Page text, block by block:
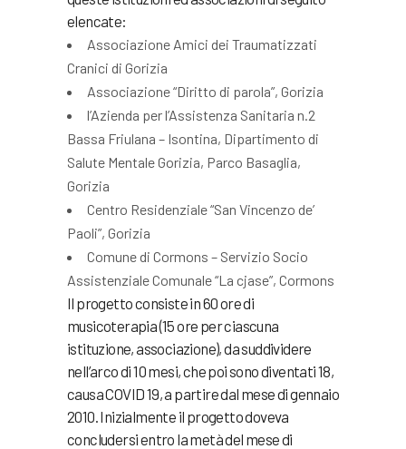
elencate:
Associazione Amici dei Traumatizzati
Cranici di Gorizia
Associazione “Diritto di parola”, Gorizia
l’Azienda per l’Assistenza Sanitaria n.2
Bassa Friulana – Isontina, Dipartimento di
Salute Mentale Gorizia, Parco Basaglia,
Gorizia
Centro Residenziale “San Vincenzo de’
Paoli”, Gorizia
Comune di Cormons – Servizio Socio
Assistenziale Comunale “La cjase”, Cormons
Il progetto consiste in 60 ore di
musicoterapia (15 ore per ciascuna
istituzione, associazione), da suddividere
nell’arco di 10 mesi, che poi sono diventati 18,
causa COVID 19, a partire dal mese di gennaio
2010. Inizialmente il progetto doveva
concludersi entro la metà del mese di